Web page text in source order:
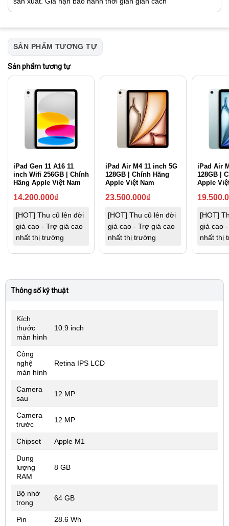
SẢN PHẨM TƯƠNG TỰ
Sản phẩm tương tự
iPad Gen 11 A16 11
inch Wifi 256GB | Chính
Hãng Apple Việt Nam
14.200.000₫
[HOT] Thu cũ lên đời
giá cao - Trợ giá cao
nhất thị trường
iPad Air M4 11 inch 5G
128GB | Chính Hãng
Apple Việt Nam
23.500.000₫
[HOT] Thu cũ lên đời
giá cao - Trợ giá cao
nhất thị trường
iPad Air
128GB |
Apple
[HOT]
giá cao
nhất thị
Thông số kỹ thuật
Kích
thước
màn hình
10.9 inch
Công
nghệ
màn hình
Retina IPS LCD
Camera
sau
12 MP
Camera
trước
12 MP
Chipset Apple M1
Dung
lượng
RAM
8 GB
Bộ nhớ
trong
64 GB
Pin 28.6 Wh